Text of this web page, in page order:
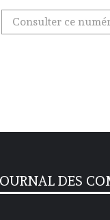
Consulter ce
DES